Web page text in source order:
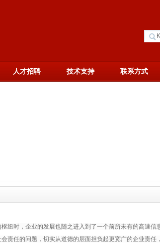
人才招聘 技术支持 联系方式
纽时，企业的发展也随之进入到了一个前所未有的高速
责任的问题，切实从道德的层面担负起更宽广的企业责任